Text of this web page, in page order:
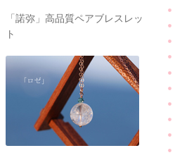
「諾弥」高品質ペアブレスレッ
ト